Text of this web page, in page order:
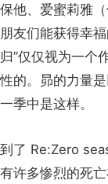
保他、爱蜜莉雅
朋友们能获得幸
归”仅仅视为一个
性的。昴的力量
一季中是这样。
到了 Re:Zero
有许多惨烈的死